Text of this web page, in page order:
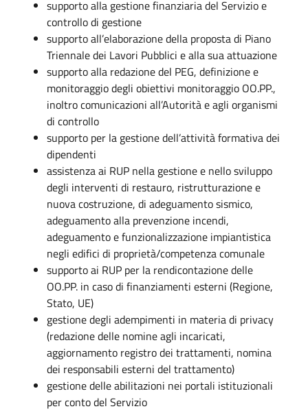
supporto alla gestione finanziaria del Servizio e
controllo di gestione
supporto all’elaborazione della proposta di Piano
Triennale dei Lavori Pubblici e alla sua attuazione
supporto alla redazione del PEG, definizione e
monitoraggio degli obiettivi monitoraggio OO.PP.,
inoltro comunicazioni all’Autorità e agli organismi
di controllo
supporto per la gestione dell’attività formativa dei
dipendenti
assistenza ai RUP nella gestione e nello sviluppo
degli interventi di restauro, ristrutturazione e
nuova costruzione, di adeguamento sismico,
adeguamento alla prevenzione incendi,
adeguamento e funzionalizzazione impiantistica
negli edifici di proprietà/competenza comunale
supporto ai RUP per la rendicontazione delle
OO.PP. in caso di finanziamenti esterni (Regione,
Stato, UE)
gestione degli adempimenti in materia di privacy
(redazione delle nomine agli incaricati,
aggiornamento registro dei trattamenti, nomina
dei responsabili esterni del trattamento)
gestione delle abilitazioni nei portali istituzionali
per conto del Servizio